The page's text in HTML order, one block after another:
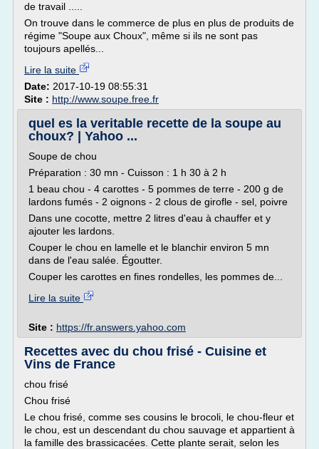
de travail .....
On trouve dans le commerce de plus en plus de produits de
régime "Soupe aux Choux", même si ils ne sont pas
toujours apellés...
Lire la suite
Date: 2017-10-19 08:55:31
Site : http://www.soupe.free.fr
quel es la veritable recette de la soupe au
choux? | Yahoo ...
Soupe de chou
Préparation : 30 mn - Cuisson : 1 h 30 à 2 h
1 beau chou - 4 carottes - 5 pommes de terre - 200 g de
lardons fumés - 2 oignons - 2 clous de girofle - sel, poivre
Dans une cocotte, mettre 2 litres d'eau à chauffer et y
ajouter les lardons.
Couper le chou en lamelle et le blanchir environ 5 mn
dans de l'eau salée. Égoutter.
Couper les carottes en fines rondelles, les pommes de...
Lire la suite
Site : https://fr.answers.yahoo.com
Recettes avec du chou frisé - Cuisine et
Vins de France
chou frisé
Chou frisé
Le chou frisé, comme ses cousins le brocoli, le chou-fleur et
le chou, est un descendant du chou sauvage et appartient à
la famille des brassicacées. Cette plante serait, selon les